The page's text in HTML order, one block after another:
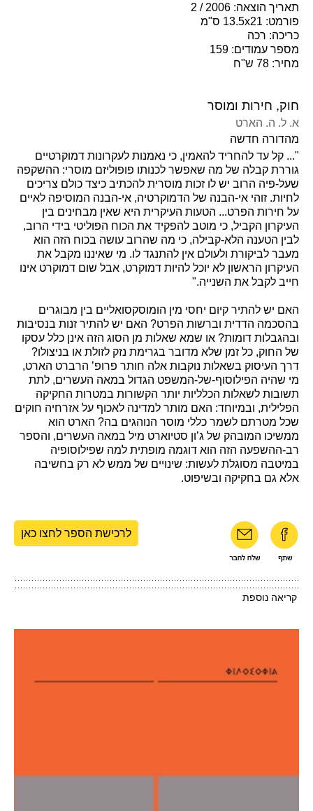
תאריך הוצאה: 2006 / 2
פורמט: 13.5x21 ס"מ
כריכה: רכה
מספר עמודים: 159
מחיר: 78 ש"ח
חוק, חירות ומוסר
א. ל. ה. הארט
מהדורה חדשה
"... קל עד להחריד להאמין, כי נאמנות לעקרונות דמוקרטיים
גוררת קבלה של מה שאפשר לכנותו פופוליזם מוסרי: ההשקפה
שעל-פיה הרוב יש לו זכות מוסרית להכתיב כיצד כולם צריכים
לחיות. זוהי אי-הבנה של הדמוקרטיה, אי-הבנה המוסיפה לאיים
על חירות הפרט... הטעות העיקרית היא שאין מבחינים בין
העיקרון הקביל, כי מוטב להפקיד את הכוח הפוליטי בידי הרוב,
לבין הטענה הלא-קבילה, כי מה שהרוב עושה בכוח הזה הוא
מעבר לביקורת ולעולם אין להתנגד לו. מי שאיננו מקבל את
העיקרון הראשון לא יוכל להיות דמוקרט, אבל שום דמוקרט אינו
חייב לקבל את השנייה."
האם יש להתיר קיום יחסי מין הומוסקסואליים בין מבוגרים
בהסכמה הדדית וברשות הפרט? האם יש להתיר זנות בנסיבות
ובהגבלות דומות? או שמא שאלות מן הסוג הזה אינן כלל עסקו
של החוק, כל זמן שלא מדובר בגרימת נזק לזולת או בניצולו?
דרך העיסוק בשאלות נוקבות אלה חותר פרופ’ הרברט הארט,
מי שהיה הפילוסוף-של-המשפט הגדול במאה העשרים, לתת
תשובות לשאלות הכלליות יותר הקשורות במטרות החקיקה
הפלילית, ובמיוחד: האם מותר למדינה לאכוף על אזרחיה חוקים
שכל מטרתם לשמר כללי מוסר הנוהגים בה? הארט הוא
ממשיכו המובהק של ג’ון סטיוארט מיל במאה העשרים, והספר
רב-ההשפעה הזה הוא דוגמה מופתית למה שפילוסופיה
במיטבה מסוגלת לעשות: שינויים של ממש לא רק בחשיבה
אלא גם בחקיקה ובשיפוט.
לרכישת הספר לחצו כאן
קריאה נוספת